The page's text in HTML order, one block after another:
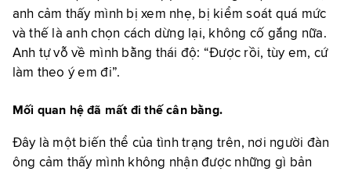
anh cảm thấy mình bị xem nhẹ, bị kiểm soát quá mức
và thế là anh chọn cách dừng lại, không cố gắng nữa.
Anh tự vỗ về mình bằng thái độ: “Được rồi, tùy em, cứ
làm theo ý em đi”.
Mối quan hệ đã mất đi thế cân bằng.
Đây là một biến thể của tình trạng trên, nơi người đàn
ông cảm thấy mình không nhận được những gì bản